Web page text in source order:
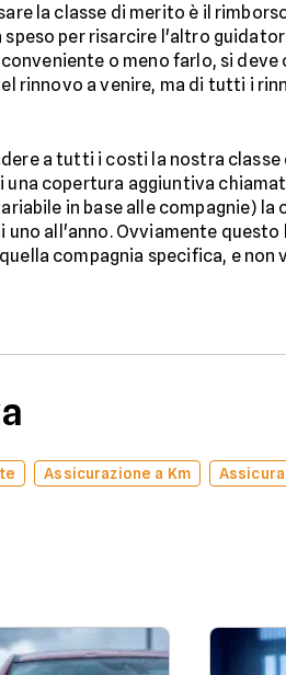
la classe di merito è il
per risarcire l'altro
o meno farlo, si
rinnovo a venire, ma di tutti i
a tutti i costi la nostra
copertura aggiuntiva
in base alle compagnie)
all'anno. Ovviamente questo
compagnia specifica, e
Assicurazione a Km